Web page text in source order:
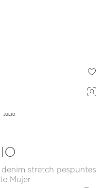
JULIO
stretch pespuntes
Mujer